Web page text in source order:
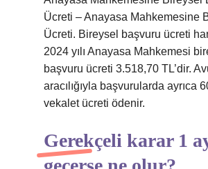
Ücreti – Anayasa Mahkemesine
Ücreti. Bireysel başvuru ücreti
2024 yılı Anayasa Mahkemesi
başvuru ücreti 3.518,70 TL’dir.
aracılığıyla başvurularda ayrıca
vekalet ücreti ödenir.
Gerekçeli karar 1